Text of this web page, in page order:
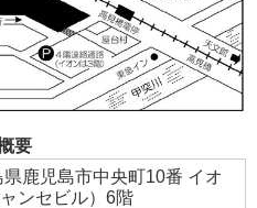
要
鹿児島市中央町10番 イオ
ンセビル）6階